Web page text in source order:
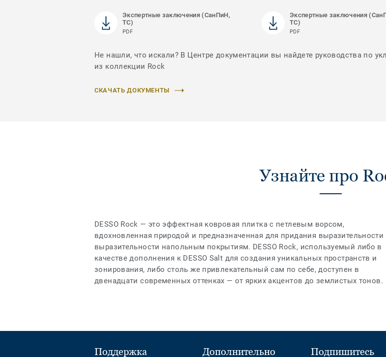
Экспертные заключения (СанПиН,
ТС)
PDF
Экспертные заключения
ТС)
PDF
Не нашли, что искали? В Центре документации вы найдете руководства по
из коллекции Rock
СКАЧАТЬ ДОКУМЕНТЫ
Узнайте про
DESSO Rock — это эффектная ковровая плитка с петлевым ворсом,
вдохновленная природой и предназначенная для придания выразительности
выразительности напольным покрытиям. DESSO Rock, используемый либо в
качестве дополнения к DESSO Salt для создания уникальных пространств и
зонирования, либо столь же привлекательный сам по себе, доступен в
двенадцати современных оттенках — от ярких акцентов до землистых тонов.
Поддержка Дополнительно Подпишитесь